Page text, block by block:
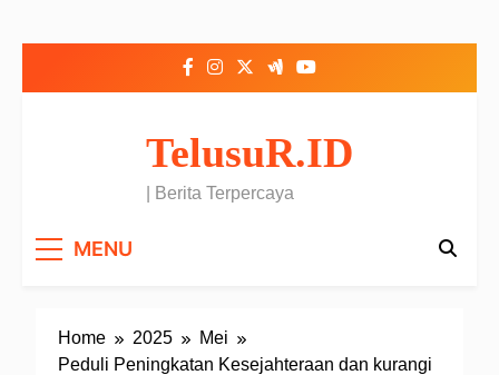
TelusuR.ID
| Berita Terpercaya
MENU
Home 2025
Mei
Peduli Peningkatan Kesejahteraan dan kurangi